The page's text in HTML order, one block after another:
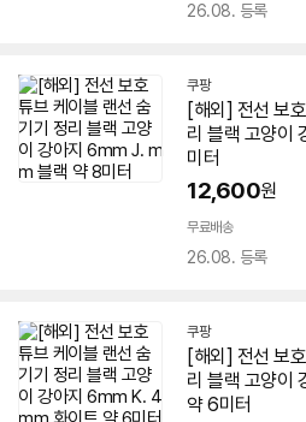
26.08. 등록
쿠팡
[해외] 전선 보
리 블랙 고양이
미터
12,600원
무료배송
26.08. 등록
쿠팡
[해외] 전선 보
리 블랙 고양이
약 6미터